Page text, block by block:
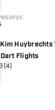
Flights
reviews drawer
(4)